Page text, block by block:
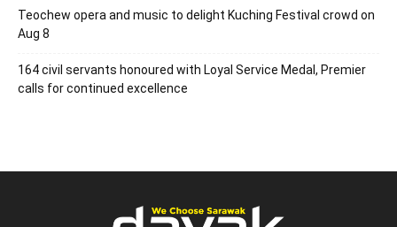
Teochew opera and music to delight Kuching Festival crowd on
Aug 8
164 civil servants honoured with Loyal Service Medal, Premier
calls for continued excellence